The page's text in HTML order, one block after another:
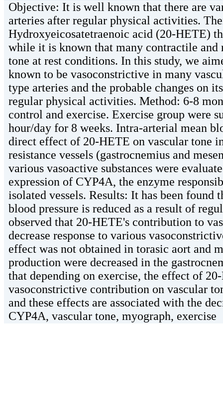
Objective: It is well known that there are
arteries after regular physical activities.
Hydroxyeicosatetraenoic acid (20-HETE)
while it is known that many contractile and
tone at rest conditions. In this study, we
known to be vasoconstrictive in many
type arteries and the probable changes on
regular physical activities. Method: 6-8
control and exercise. Exercise group were
hour/day for 8 weeks. Intra-arterial mean
direct effect of 20-HETE on vascular tone
resistance vessels (gastrocnemius and
various vasoactive substances were
expression of CYP4A, the enzyme
isolated vessels. Results: It has been
blood pressure is reduced as a result of
observed that 20-HETE's contribution to
decrease response to various
effect was not obtained in torasic aort and
production were decreased in the
that depending on exercise, the effect of
vasoconstrictive contribution on vascular
and these effects are associated with the
CYP4A, vascular tone, myograph, exercise